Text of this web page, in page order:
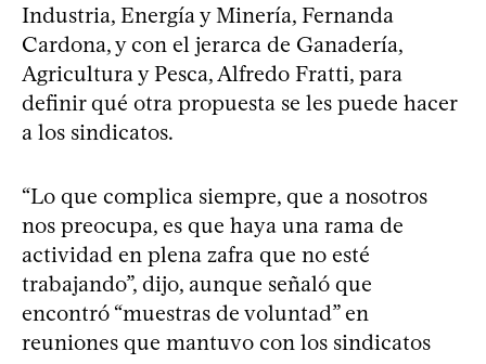
Industria, Energía y Minería, Fernanda
Cardona, y con el jerarca de Ganadería,
Agricultura y Pesca, Alfredo Fratti, para
definir qué otra propuesta se les puede hacer
a los sindicatos.
“Lo que complica siempre, que a nosotros
nos preocupa, es que haya una rama de
actividad en plena zafra que no esté
trabajando”, dijo, aunque señaló que
encontró “muestras de voluntad” en
reuniones que mantuvo con los sindicatos